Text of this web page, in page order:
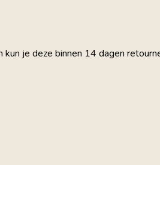
je deze binnen 14 dagen